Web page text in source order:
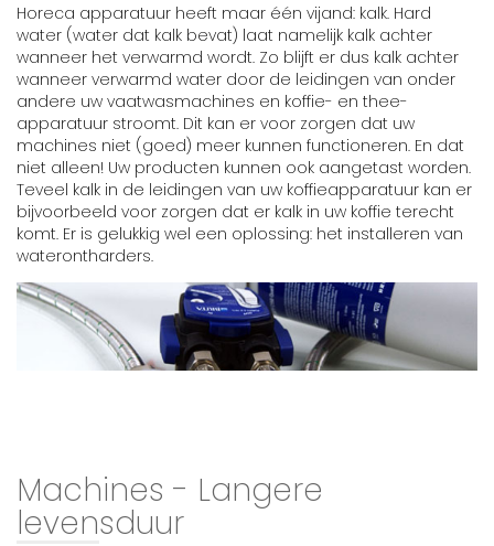
Horeca apparatuur heeft maar één vijand: kalk. Hard
water (water dat kalk bevat) laat namelijk kalk achter
wanneer het verwarmd wordt. Zo blijft er dus kalk achter
wanneer verwarmd water door de leidingen van onder
andere uw vaatwasmachines en koffie- en thee-
apparatuur stroomt. Dit kan er voor zorgen dat uw
machines niet (goed) meer kunnen functioneren. En dat
niet alleen! Uw producten kunnen ook aangetast worden.
Teveel kalk in de leidingen van uw koffieapparatuur kan er
bijvoorbeeld voor zorgen dat er kalk in uw koffie terecht
komt. Er is gelukkig wel een oplossing: het installeren van
waterontharders.
Machines - Langere
levensduur